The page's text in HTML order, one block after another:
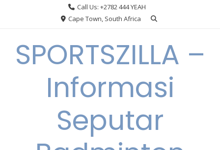
Call Us: +2782 444 YEAH
Cape Town, South Africa
SPORTSZILLA –
Informasi
Seputar